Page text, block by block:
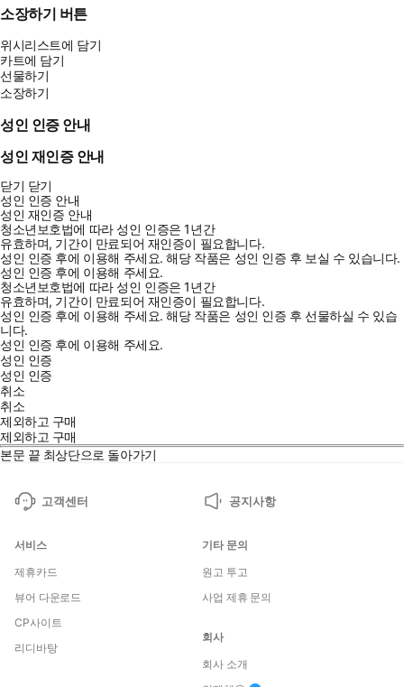
소장하기 버튼
위시리스트에 담기
카트에 담기
선물하기
소장하기
성인 인증 안내
성인 재인증 안내
닫기 닫기
성인 인증 안내
성인 재인증 안내
청소년보호법에 따라 성인 인증은 1년간
유효하며, 기간이 만료되어 재인증이 필요합니다.
성인 인증 후에 이용해 주세요.해당 작품은 성인 인증 후 보실 수 있습니다.
성인 인증 후에 이용해 주세요.
청소년보호법에 따라 성인 인증은 1년간
유효하며, 기간이 만료되어 재인증이 필요합니다.
성인 인증 후에 이용해 주세요.해당 작품은 성인 인증 후 선물하실 수 있습
니다.
성인 인증 후에 이용해 주세요.
성인 인증
성인 인증
취소
취소
제외하고 구매
제외하고 구매
본문 끝 최상단으로 돌아가기
고객센터 공지사항
서비스
제휴카드
뷰어 다운로드
CP사이트
리디바탕
기타 문의
원고 투고
사업 제휴 문의
회사
회사 소개